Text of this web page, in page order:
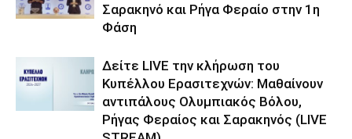
Σαρακηνό και Ρήγα Φεραίο στην 1η
Φάση
Δείτε LIVE την κλήρωση του
Κυπέλλου Ερασιτεχνών: Μαθαίνουν
αντιπάλους Ολυμπιακός Βόλου,
Ρήγας Φεραίος και Σαρακηνός (LIVE